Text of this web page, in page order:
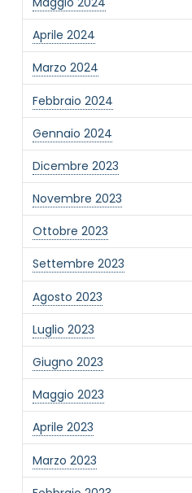
Aprile 2024
Marzo 2024
Febbraio 2024
Gennaio 2024
Dicembre 2023
Novembre 2023
Ottobre 2023
Settembre 2023
Agosto 2023
Luglio 2023
Giugno 2023
Maggio 2023
Aprile 2023
Marzo 2023